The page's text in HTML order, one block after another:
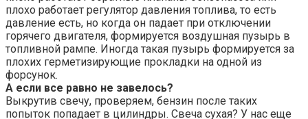
плохо работает регулятор давления топлива, то есть
давление есть, но когда он падает при отключении
горячего двигателя, формируется воздушная пузырь в
топливной рампе. Иногда такая пузырь формируется за
плохих герметизирующие прокладки на одной из
форсунок.
А если все равно не завелось?
Выкрутив свечу, проверяем, бензин после таких
попыток попадает в цилиндры. Свеча сухая? У нас еще